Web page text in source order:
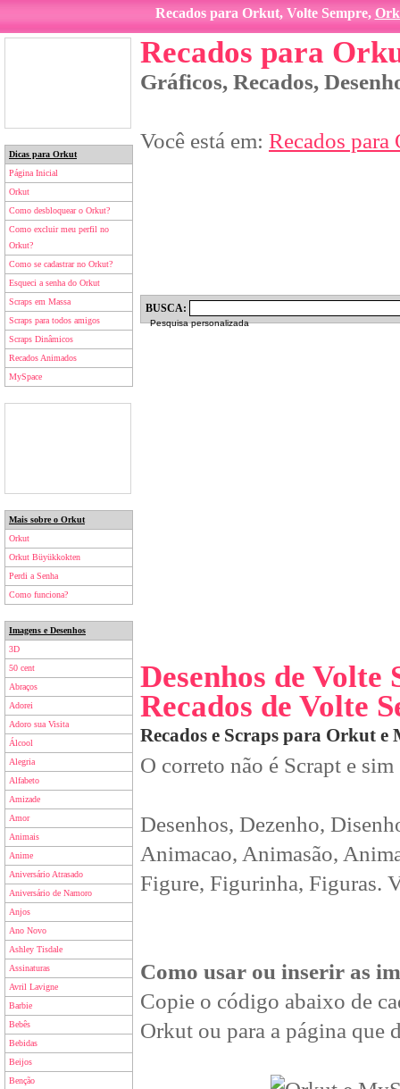
Recados para Orkut, Volte Sempre,
Dicas para Orkut
Página Inicial
Orkut
Como desbloquear o Orkut?
Como excluir meu perfil no
Orkut?
Como se cadastrar no Orkut?
Esqueci a senha do Orkut
Scraps em Massa
Scraps para todos amigos
Scraps Dinâmicos
Recados Animados
MySpace
Mais sobre o Orkut
Orkut
Orkut Büyükkokten
Perdi a Senha
Como funciona?
Imagens e Desenhos
3D
50 cent
Abraços
Adorei
Adoro sua Visita
Álcool
Alegria
Alfabeto
Amizade
Amor
Animais
Anime
Aniversário Atrasado
Aniversário de Namoro
Anjos
Ano Novo
Ashley Tisdale
Assinaturas
Avril Lavigne
Barbie
Bebês
Bebidas
Beijos
Benção
Recados para
Gráficos, Recados,
Você está em: Recados para
BUSCA:
Pesquisa personalizada
Desenhos de Volte
Recados de Volte
Recados e Scraps para Orkut e
O correto não é Scrapt e
Desenhos, Dezenho,
Animacao, Animasão,
Figure, Figurinha, Figuras.
Como usar ou inserir as
Copie o código abaixo de
Orkut ou para a página que